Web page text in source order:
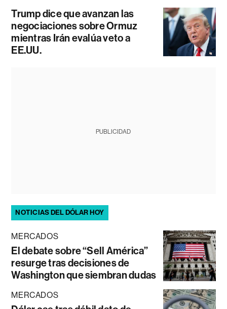
Trump dice que avanzan las
negociaciones sobre Ormuz
mientras Irán evalúa veto a
EE.UU.
PUBLICIDAD
NOTICIAS DEL DÓLAR HOY
MERCADOS
El debate sobre “Sell América”
resurge tras decisiones de
Washington que siembran dudas
MERCADOS